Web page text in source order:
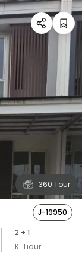
360 Tour
J-19950
2 + 1
K. Tidur